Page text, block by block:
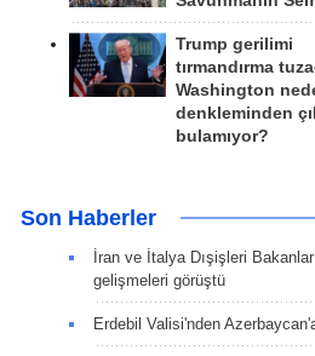
Trump gerilimi
tırmandırma
Washington
denkleminden
bulamıyor?
Son Haberler
İran ve İtalya Dışişleri
gelişmeleri görüştü
Erdebil Valisi'nden